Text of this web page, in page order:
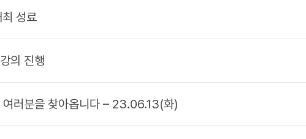
성료
의 진행
러분을 찾아옵니다 – 23.06.13(화)